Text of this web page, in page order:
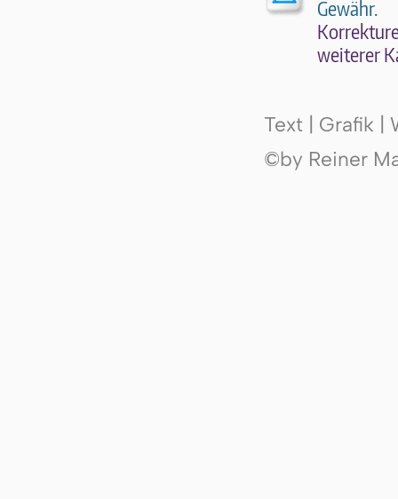
Gewähr.
wei­te­rer
Text | Grafik |
©by Reiner